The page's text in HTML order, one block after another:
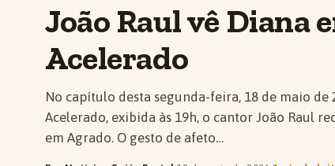
João Raul vê Diana
Acelerado
No capítulo desta segunda-feira, 18 de maio de
Acelerado, exibida às 19h, o cantor João Raul
em Agrado. O gesto de afeto…